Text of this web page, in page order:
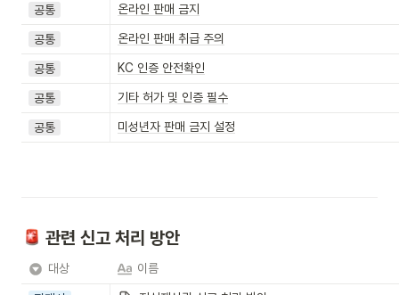
공통 온라인 판매 금지
공통 온라인 판매 취급 주의
공통 KC 인증 안전확인
공통 기타 허가 및 인증 필수
공통 미성년자 판매 금지 설정
관련 신고 처리 방안
대상 이름